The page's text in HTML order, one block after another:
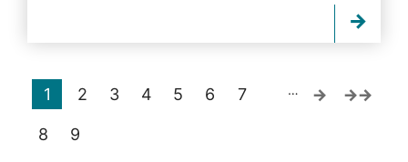
1 2 3 4 5 6 7
8 9
…